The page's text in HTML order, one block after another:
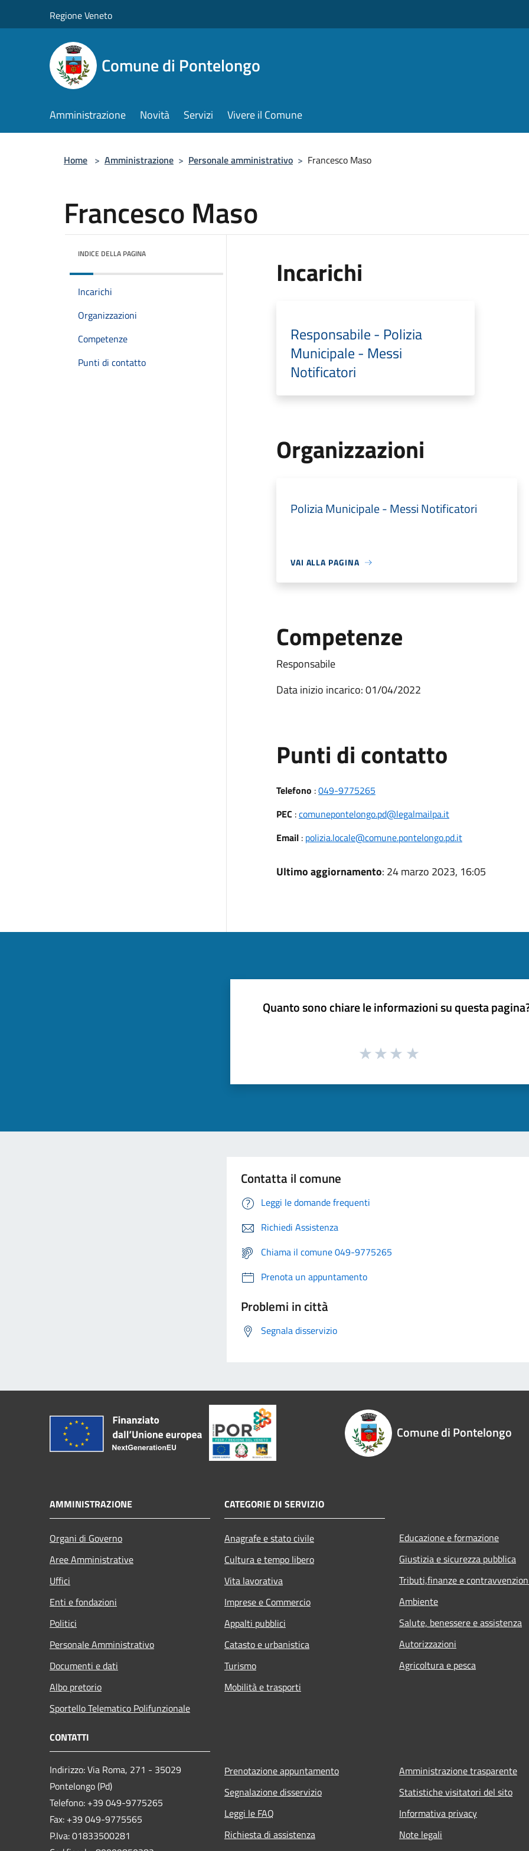
Regione Veneto
Comune di Pontelongo
Amministrazione Novità Servizi Vivere il Comune
Home > Amministrazione > Personale amministrativo > Francesco Maso
Francesco Maso
INDICE DELLA PAGINA
Incarichi
Organizzazioni
Competenze
Punti di contatto
Incarichi
Responsabile - Polizia
Municipale - Messi
Notificatori
Organizzazioni
Polizia Municipale - Messi Notificatori
VAI ALLA PAGINA
Competenze
Responsabile
Data inizio incarico: 01/04/2022
Punti di contatto
Telefono :049-9775265
PEC :comunepontelongo.pd@legalmailpa.it
Email: polizia.locale@comune.pontelongo.pd.it
Ultimo aggiornamento: 24 marzo 2023, 16:05
Quanto sono chiare le informazioni su questa
Contatta il comune
Leggi le domande frequenti
Richiedi Assistenza
Chiama il comune 049-9775265
Prenota un appuntamento
Problemi in città
Segnala disservizio
Comune di Pontelongo
AMMINISTRAZIONE
Organi di Governo
Aree Amministrative
Uffici
Enti e fondazioni
Politici
Personale Amministrativo
Documenti e dati
Albo pretorio
Sportello Telematico Polifunzionale
CATEGORIE DI SERVIZIO
Anagrafe e stato civile
Cultura e tempo libero
Vita lavorativa
Imprese e Commercio
Appalti pubblici
Catasto e urbanistica
Turismo
Mobilità e trasporti
Educazione e formazione
Giustizia e sicurezza pubblica
Tributi,finanze e
Ambiente
Salute, benessere e assistenza
Autorizzazioni
Agricoltura e pesca
CONTATTI
Indirizzo: Via Roma, 271 - 35029
Pontelongo (Pd)
Telefono: +39 049-9775265
Fax: +39 049-9775565
P.Iva: 01833500281
Prenotazione appuntamento
Segnalazione disservizio
Leggi le FAQ
Richiesta di assistenza
Amministrazione trasparente
Statistiche visitatori del sito
Informativa privacy
Note legali